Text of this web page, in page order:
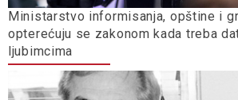
Ministarstvo informisanja, opštine i
opterećuju se zakonom kada treba
ljubimcima